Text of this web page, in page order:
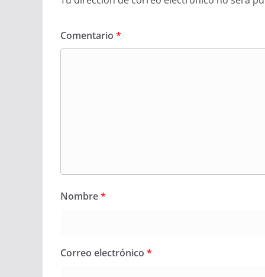
Comentario *
Nombre*
Correo electrónico *